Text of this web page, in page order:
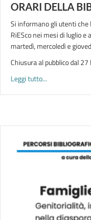
ORARI DELLA
Si informano gli utenti che
RiESco nei mesi di luglio
martedì, mercoledì e
Chiusura al pubblico dal
Leggi tutto...